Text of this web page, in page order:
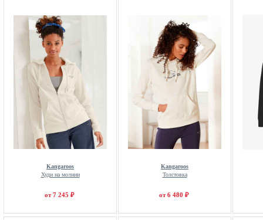
Kangaroos
Худи на молнии
от 7 245 ₽
Kangaroos
Толстовка
от 6 480 ₽